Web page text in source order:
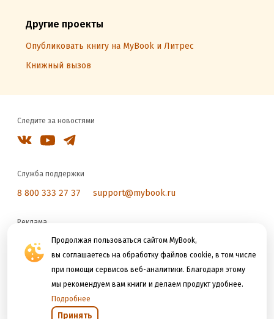
Продолжая пользоваться сайтом MyBook,
вы соглашаетесь на обработку файлов cookie, в том числе
при помощи сервисов веб-аналитики. Благодаря этому
мы рекомендуем вам книги и делаем продукт удобнее.
Подробнее
Принять
Другие проекты
Опубликовать книгу на MyBook и Литрес
Книжный вызов
Следите за новостями
Служба поддержки
8 800 333 27 37 support@mybook.ru
Реклама
reklama@litres.ru
Мы принимаем к оплате